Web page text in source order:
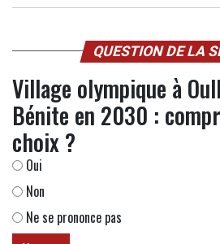
QUESTION DE LA
Village olympique à
Bénite en 2030 :
choix ?
Oui
Non
Ne se prononce pas